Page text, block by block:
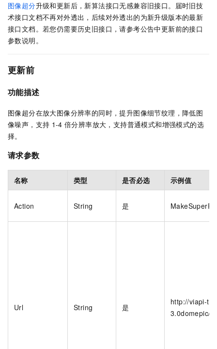
图像超分升级和更新后，新算法接口无感兼容旧接口。届时旧技
术接口文档不再对外透出，后续对外透出的为新升级版本的最新
接口文档。若您仍需要历史旧接口，请参考公告中更新前的接口
参数说明。
更新前
功能描述
图像超分在放大图像分辨率的同时，提升图像细节纹理，降低图
像噪声，支持 1-4 倍分辨率放大，支持普通模式和增强模式的选
择。
请求参数
名称 类型 是否必选 示例值
Action String 是
Url String 是
http://viapi-
3.0domepic/